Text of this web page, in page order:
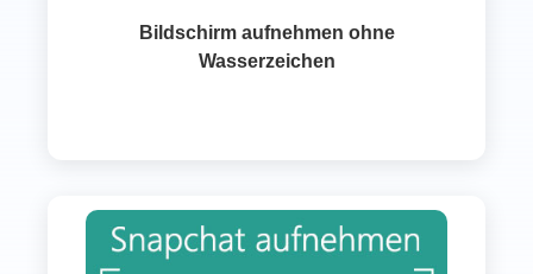
Bildschirm aufnehmen ohne
Wasserzeichen